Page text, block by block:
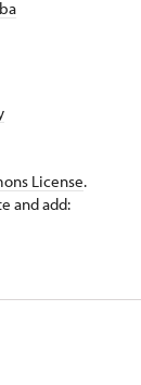
License.
and add: